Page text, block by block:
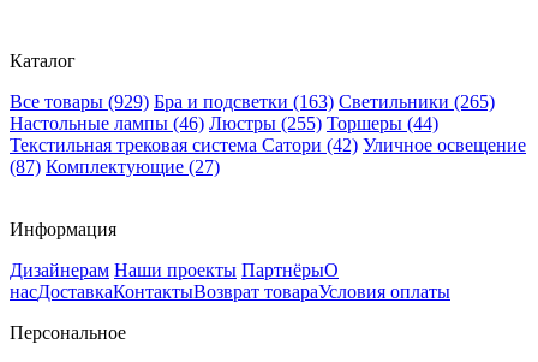
Каталог
Все товары (929) Бра и подсветки (163) Светильники (265)
Настольные лампы (46) Люстры (255) Торшеры (44)
Текстильная трековая система Сатори (42) Уличное освещение
(87) Комплектующие (27)
Информация
Дизайнерам Наши проекты ПартнёрыО
насДоставкаКонтактыВозврат товараУсловия оплаты
Персональное